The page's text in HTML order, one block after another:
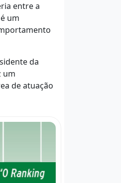
entre a
um
da
um
de atuação